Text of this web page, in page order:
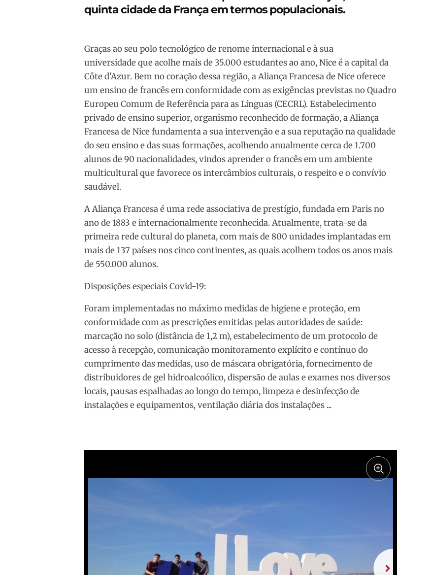
quinta cidade da França em termos populacionais.
Graças ao seu polo tecnológico de renome internacional e à sua
universidade que acolhe mais de 35.000 estudantes ao ano, Nice é a capital da
Côte d'Azur. Bem no coração dessa região, a Aliança Francesa de Nice oferece
um ensino de francês em conformidade com as exigências previstas no Quadro
Europeu Comum de Referência para as Línguas (CECRL). Estabelecimento
privado de ensino superior, organismo reconhecido de formação, a Aliança
Francesa de Nice fundamenta a sua intervenção e a sua reputação na qualidade
do seu ensino e das suas formações, acolhendo anualmente cerca de 1.700
alunos de 90 nacionalidades, vindos aprender o francês em um ambiente
multicultural que favorece os intercâmbios culturais, o respeito e o convívio
saudável.
A Aliança Francesa é uma rede associativa de prestígio, fundada em Paris no
ano de 1883 e internacionalmente reconhecida. Atualmente, trata-se da
primeira rede cultural do planeta, com mais de 800 unidades implantadas em
mais de 137 países nos cinco continentes, as quais acolhem todos os anos mais
de 550.000 alunos.
Disposições especiais Covid-19:
Foram implementadas no máximo medidas de higiene e proteção, em
conformidade com as prescrições emitidas pelas autoridades de saúde:
marcação no solo (distância de 1,2 m), estabelecimento de um protocolo de
acesso à recepção, comunicação monitoramento explícito e contínuo do
cumprimento das medidas, uso de máscara obrigatória, fornecimento de
distribuidores de gel hidroalcoólico, dispersão de aulas e exames nos diversos
locais, pausas espalhadas ao longo do tempo, limpeza e desinfecção de
instalações e equipamentos, ventilação diária dos instalações ...